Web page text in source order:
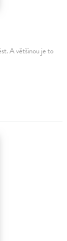
A většinou je to